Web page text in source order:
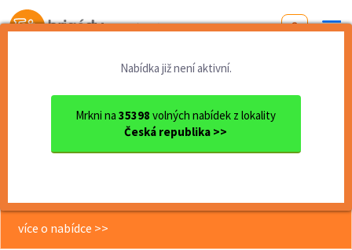
Od první brigády
Nabídka již není aktivní.
Mrkni na35398 volných nabídek z lokality
Česká republika >>
Olomoucký kraj
Olomouc
Elektrikář/příspěvek na Pen...
Elektrikář/příspěvek na Penzijní
více o nabídce >>